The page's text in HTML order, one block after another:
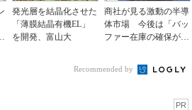
発光層を結晶化させた
「薄膜結晶有機EL」
を開発、富山大
商社が見る激動の半導
体市場 今後は「バッ
ファー在庫の確保が重
Recommended by
PR